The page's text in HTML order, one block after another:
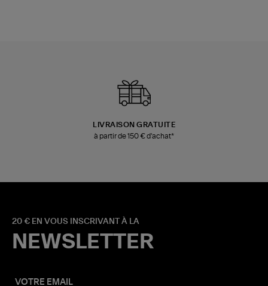
LIVRAISON GRATUITE
à partir de 150 € d'achat*
20 € EN VOUS INSCRIVANT À LA
NEWSLETTER